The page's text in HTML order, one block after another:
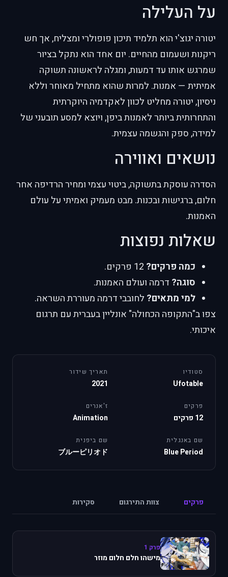
על העלילה
יטורה יגוצ'י הוא תלמיד תיכון פופולרי ומצליח, אך חש
ריקנות ושעמום מהחיים. יום אחד הוא נתקל בציור
שמרגש אותו עד דמעות, ומגלה לראשונה תשוקה
אמיתית — אמנות. למרות שהוא מתחיל מאוחר וללא
ניסיון, יטורה מחליט לכוון לאקדמיה היוקרתית
והתחרותית ביותר לאמנות ביפן, ויוצא למסע תובעני של
למידה, ספק והגשמה עצמית.
נושאים ואווירה
הסדרה עוסקת בתשוקה, ביטוי עצמי ומחיר הרדיפה אחר
חלום, ברגישות ובכנות. מבט מעמיק ואמיתי על עולם
האמנות.
שאלות נפוצות
כמה פרקים?
סוגה? דרמה ועולם האמנות.
למי מתאים? לחובבי דרמה מעוררת השראה.
צפו ב"התקופה הכחולה" אונליין בעברית עם תרגום
איכותי.
סטודיו
Ufotable
תאריך שידור
2021
פרקים
12 פרקים
ז'אנרים
Animation
שם באנגלית
Blue Period
שם ביפנית
ブルーピリオド
פרקים צוות התירגום סקירות
פרק 1
מישהו חלם חלום מוזר